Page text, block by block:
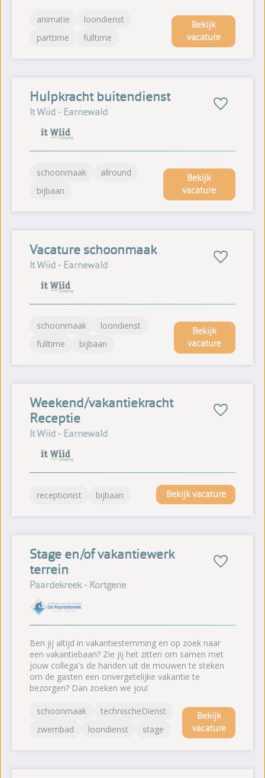
animatie
loondienst
parttime
fulltime
Bekijk
vacature
Hulpkracht buitendienst
It Wiid - Earnewald
schoonmaak
allround
bijbaan
Bekijk
vacature
Vacature schoonmaak
It Wiid - Earnewald
schoonmaak
loondienst
fulltime
bijbaan
Bekijk
vacature
Weekend/vakantiekracht
Receptie
It Wiid - Earnewald
receptionist bijbaan Bekijk vacature
Stage en/of vakantiewerk
terrein
Paardekreek - Kortgene
Ben jij altijd in vakantiestemming en op zoek naar
een vakantiebaan? Zie jij het zitten om samen met
jouw collega's de handen uit de mouwen te steken
om de gasten een onvergetelijke vakantie te
bezorgen? Dan zoeken we jou!
schoonmaak
technischeDienst
zwembad
loondienst stage
Bekijk
vacature